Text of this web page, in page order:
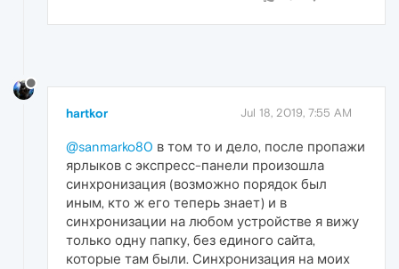
hartkor Jul 18, 2019, 7:55 AM
@sanmarko80 в том то и дело, после пропажи
ярлыков с экспресс-панели произошла
синхронизация (возможно порядок был
иным, кто ж его теперь знает) и в
синхронизации на любом устройстве я вижу
только одну папку, без единого сайта,
которые там были. Синхронизация на моих